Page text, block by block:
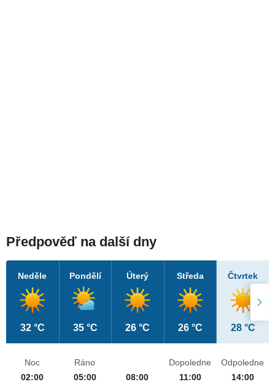
Předpověď na další dny
Neděle
32 °C
Pondělí
35 °C
Úterý
26 °C
Středa
26 °C
Čtvrtek
28 °C
Noc
02:00
Ráno
05:00
08:00
Dopoledne
11:00
Odpoledne
14:00